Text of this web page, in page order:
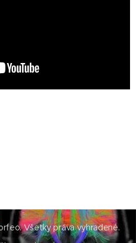
Všetky práva vyhradené.